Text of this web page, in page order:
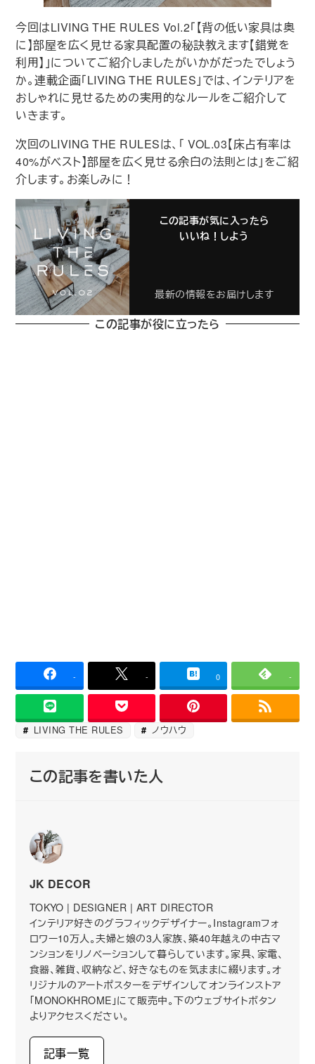
今回はLIVING THE RULES Vol.2｢【背の低い家具は奥
に】部屋を広く見せる家具配置の秘訣教えます【錯覚を
利用】｣についてご紹介しましたがいかがだったでしょう
か。連載企画｢LIVING THE RULES｣では、インテリアを
おしゃれに見せるための実用的なルールをご紹介して
いきます。
次回のLIVING THE RULESは、｢ VOL.03【床占有率は
40%がベスト】部屋を広く見せる余白の法則とは｣をご紹
介します。お楽しみに！
この記事が気に入ったら
いいね！しよう
最新の情報をお届けします
この記事が役に立ったら
- - 0 -
LIVING THE RULES ノウハウ
この記事を書いた人
JK DECOR
TOKYO | DESIGNER | ART DIRECTOR
インテリア好きのグラフィックデザイナー。Instagramフォ
ロワー10万人。夫婦と娘の3人家族、築40年越えの中古マ
ンションをリノベーションして暮らしています。家具、家電、
食器、雑貨、収納など、好きなものを気ままに綴ります。オ
リジナルのアートポスターをデザインしてオンラインストア
「MONOKHROME」にて販売中。下のウェブサイトボタン
よりアクセスください。
記事一覧